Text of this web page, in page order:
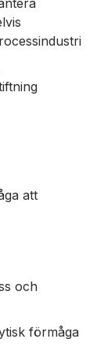
att
och
förmåga